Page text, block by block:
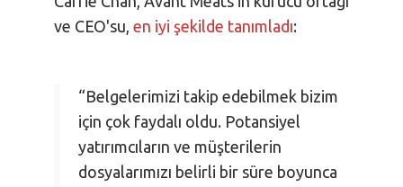
ve CEO'su, en iyi şekilde tanımladı:
“Belgelerimizi takip edebilmek bizim
için çok faydalı oldu. Potansiyel
yatırımcıların ve müşterilerin
dosyalarımızı belirli bir süre boyunca